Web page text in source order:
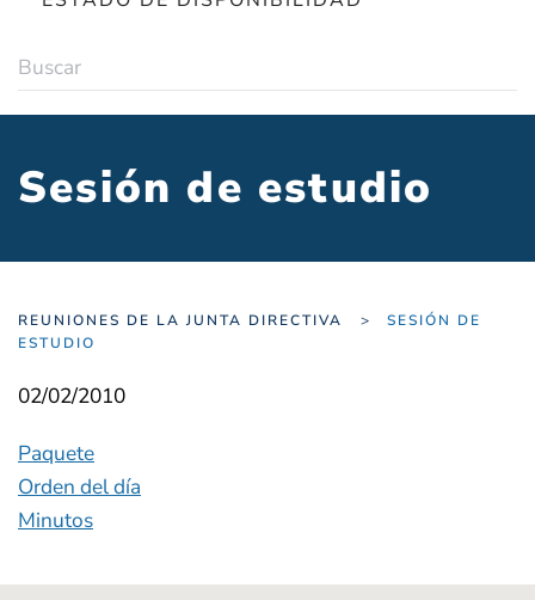
Sesión de estudio
REUNIONES DE LA JUNTA DIRECTIVA
SESIÓN DE
ESTUDIO
02/02/2010
Paquete
Orden del día
Minutos